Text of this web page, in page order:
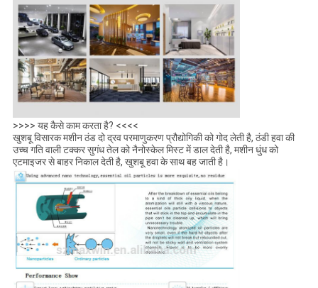
>>>> यह कैसे काम करता है? <<<<
खुशबू विसारक मशीन ठंड दो द्रव परमाणुकरण प्रौद्योगिकी को गोद लेती है, ठंडी हवा की
उच्च गति वाली टक्कर सुगंध तेल को नैनोस्केल मिस्ट में डाल देती है, मशीन धुंध को
एटमाइजर से बाहर निकाल देती है, खुशबू हवा के साथ बह जाती है।